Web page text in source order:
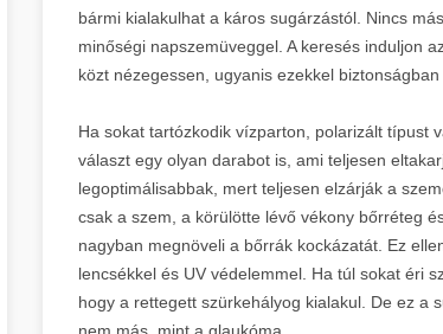
bármi kialakulhat a káros sugárzástól. Nincs
minőségi napszemüveggel. A keresés induljon
közt nézegessen, ugyanis ezekkel
Ha sokat tartózkodik vízparton, polarizált típust
választ egy olyan darabot is, ami teljesen
legoptimálisabbak, mert teljesen elzárják a
csak a szem, a körülötte lévő vékony bőrréteg
nagyban megnöveli a bőrrák kockázatát. Ez
lencsékkel és UV védelemmel. Ha túl sokat éri
hogy a rettegett szürkehályog kialakul. De ez a
nem más, mint a glaukóma.